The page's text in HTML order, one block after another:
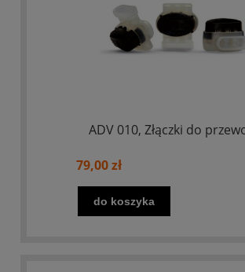
ADV 010, Złączki do
79,00 zł
do koszyka